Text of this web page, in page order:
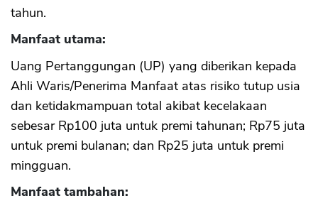
tahun.
Manfaat utama:
Uang Pertanggungan (UP) yang diberikan kepada
Ahli Waris/Penerima Manfaat atas risiko tutup usia
dan ketidakmampuan total akibat kecelakaan
sebesar Rp100 juta untuk premi tahunan; Rp75 juta
untuk premi bulanan; dan Rp25 juta untuk premi
mingguan.
Manfaat tambahan: